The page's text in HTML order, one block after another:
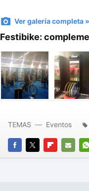
Ver galería completa »
Festibike:
FACEBOOK
TWITTERFLIPBOARD
E-
TEMAS Eventos